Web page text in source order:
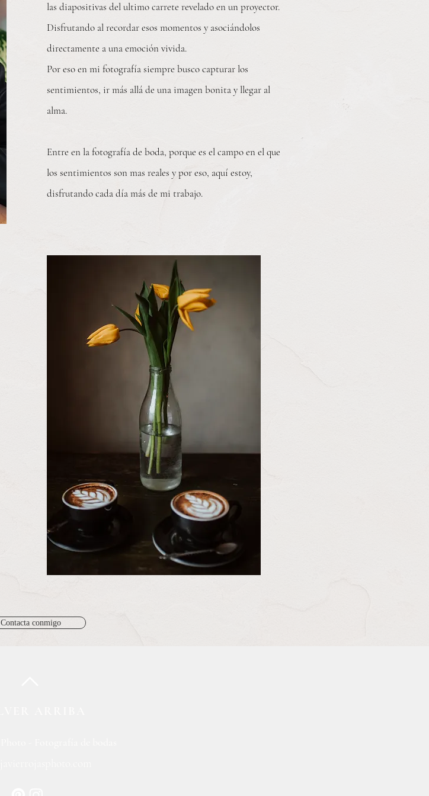
las diapositivas del ultimo carrete revelado en un proyector.
Disfrutando al recordar esos momentos y asociándolos
directamente a una emoción vivida.
Por eso en mi fotografía siempre busco capturar los
sentimientos, ir más allá de una imagen bonita y llegar al
alma.
Entre en lafotografíade boda, porque es el campo en el que
los sentimientos son mas reales y por eso, aquí estoy,
disfrutando cada día más de mi trabajo.
Contacta conmigo